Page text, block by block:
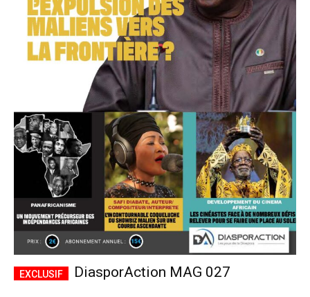
DiasporAction MAG 027